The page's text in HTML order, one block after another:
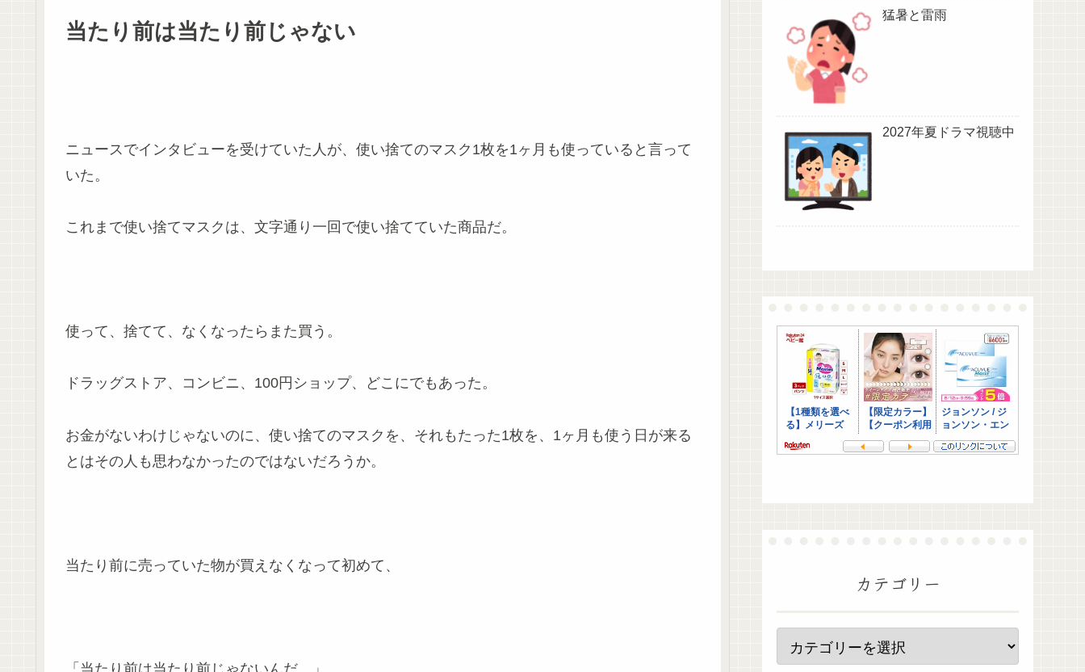
当たり前は当たり前じゃない
ニュースでインタビューを受けていた人が、使い捨てのマスク1枚を1ヶ月も使っていると言って
いた。
これまで使い捨てマスクは、文字通り一回で使い捨てていた商品だ。
使って、捨てて、なくなったらまた買う。
ドラッグストア、コンビニ、100円ショップ、どこにでもあった。
お金がないわけじゃないのに、使い捨てのマスクを、それもたった1枚を、1ヶ月も使う日が来る
とはその人も思わなかったのではないだろうか。
当たり前に売っていた物が買えなくなって初めて、
猛暑と雷雨
2027年夏ドラマ視聴中
カテゴリー